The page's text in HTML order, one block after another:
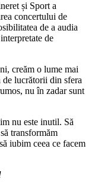
și Sport a
concertului de
de a audia
de
creăm o lume mai
de lucrătorii din sfera
nu în zadar sunt
nu este inutil. Să
transformăm
iubim ceea ce facem